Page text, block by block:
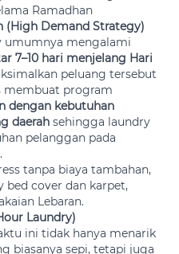
Ramadhan
(High Demand Strategy)
umumnya mengalami
7–10 hari menjelang Hari
peluang tersebut
membuat program
dengan kebutuhan
daerah sehingga laundry
pelanggan pada
tanpa biaya tambahan,
bed cover dan karpet,
Lebaran.
Laundry)
ini tidak hanya menarik
biasanya sepi, tetapi juga